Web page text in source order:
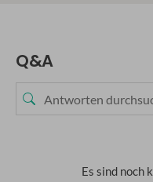
Q&A
Es sind noch